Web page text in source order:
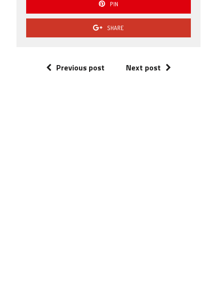
PIN
SHARE
Previous post Next post